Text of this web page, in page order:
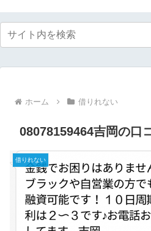
ホーム 借りれない
08078159464吉岡の口
借りれない